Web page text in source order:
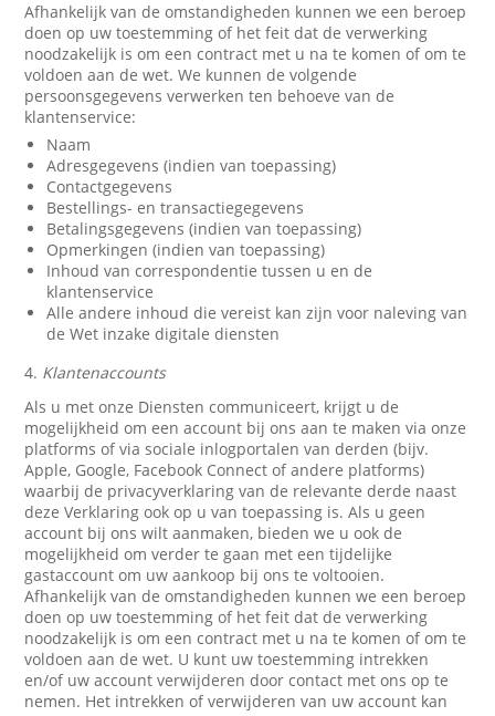
Afhankelijk van de omstandigheden kunnen we een beroep
doen op uw toestemming of het feit dat de verwerking
noodzakelijk is om een contract met u na te komen of om te
voldoen aan de wet. We kunnen de volgende
persoonsgegevens verwerken ten behoeve van de
klantenservice:
Naam
Adresgegevens (indien van toepassing)
Contactgegevens
Bestellings- en transactiegegevens
Betalingsgegevens (indien van toepassing)
Opmerkingen (indien van toepassing)
Inhoud van correspondentie tussen u en de
klantenservice
Alle andere inhoud die vereist kan zijn voor naleving van
de Wet inzake digitale diensten
4. Klantenaccounts
Als u met onze Diensten communiceert, krijgt u de
mogelijkheid om een account bij ons aan te maken via onze
platforms of via sociale inlogportalen van derden (bijv.
Apple, Google, Facebook Connect of andere platforms)
waarbij de privacyverklaring van de relevante derde naast
deze Verklaring ook op u van toepassing is. Als u geen
account bij ons wilt aanmaken, bieden we u ook de
mogelijkheid om verder te gaan met een tijdelijke
gastaccount om uw aankoop bij ons te voltooien.
Afhankelijk van de omstandigheden kunnen we een beroep
doen op uw toestemming of het feit dat de verwerking
noodzakelijk is om een contract met u na te komen of om te
voldoen aan de wet. U kunt uw toestemming intrekken
en/of uw account verwijderen door contact met ons op te
nemen. Het intrekken of verwijderen van uw account kan